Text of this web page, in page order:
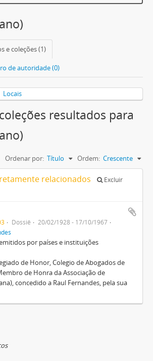
e coleções (1)
de autoridade (0)
Locais
resultados para
Ordenar por: Título Ordem: Crescente
relacionados
Excluir
Dossiê
20/02/1928 - 17/10/1967
por países e instituições
de Honor, Colegio de Abogados de
de Honra da Associação de
concedido a Raul Fernandes, pela sua